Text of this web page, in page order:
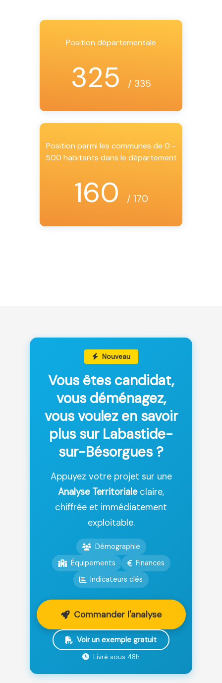
Position départementale
325 / 335
Position parmi les communes de 0 -
500 habitants dans le département
160 / 170
Nouveau
Vous êtes candidat,
vous déménagez,
vous voulez en savoir
plus sur Labastide-
sur-Bésorgues ?
Appuyez votre projet sur une
Analyse Territorialeclaire,
chiffrée et immédiatement
exploitable.
Démographie
Équipements
Finances
Indicateurs clés
Commander l'analyse
Voir un exemple gratuit
Livré sous 48h